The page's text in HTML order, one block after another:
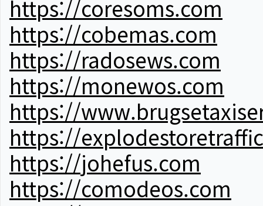
https://coresoms.com
https://cobemas.com
https://radosews.com
https://monewos.com
https://
https://
https://johefus.com
https://comodeos.com